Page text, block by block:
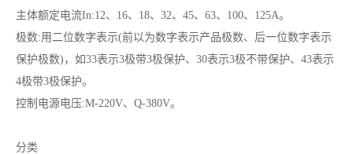
主体额定电流In:12、16、18、32、45、63、100、125A。
极数:用二位数字表示(前以为数字表示产品极数、后一位数字表示
保护极数)，如33表示3极带3极保护、30表示3极不带保护、43表示
4极带3极保护。
控制电源电压:M-220V、Q-380V。
分类